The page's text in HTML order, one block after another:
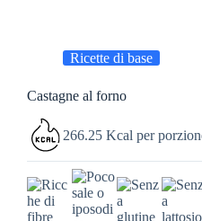
Ricette di base
Castagne al forno
266.25 Kcal per